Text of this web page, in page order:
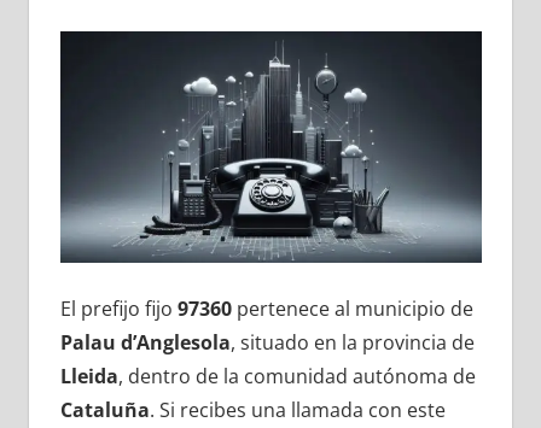
El prefijo fijo 97360pertenece al municipio dе
Palau d’Anglesola, situado en la provincia dе
Lleida, dentro dе la comunidad autónoma dе
Cataluña. Si recibes una llamada сοn еstе